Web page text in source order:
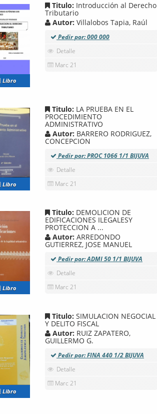
Libro
Titulo: Introducción al Derecho
Tributario
Autor: Villalobos Tapia, Raúl
Pedir por: 000 000
Detalle
Marc 21
Libro
Titulo: LA PRUEBA EN EL
PROCEDIMIENTO
ADMINISTRATIVO
Autor: BARRERO RODRIGUEZ,
CONCEPCION
Pedir por: PROC 1066 1/1 BIJUVA
Detalle
Marc 21
Libro
Titulo: DEMOLICION DE
EDIFICACIONES ILEGALESY
PROTECCION A ...
Autor: ARREDONDO
GUTIERREZ, JOSE MANUEL
Pedir por: ADMI 50 1/1 BIJUVA
Detalle
Marc 21
Libro
Titulo: SIMULACION NEGOCIAL
Y DELITO FISCAL
Autor: RUIZ ZAPATERO,
GUILLERMO G.
Pedir por: FINA 440 1/2 BIJUVA
Detalle
Marc 21